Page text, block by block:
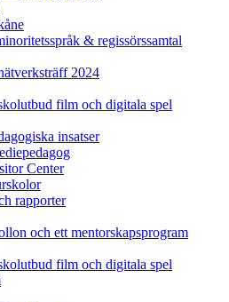
& regissörssamtal
2024
film och digitala spel
insatser
Center
rapporter
och ett mentorskapsprogram
film och digitala spel